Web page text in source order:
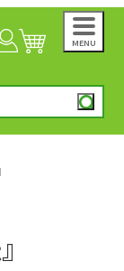
MENU